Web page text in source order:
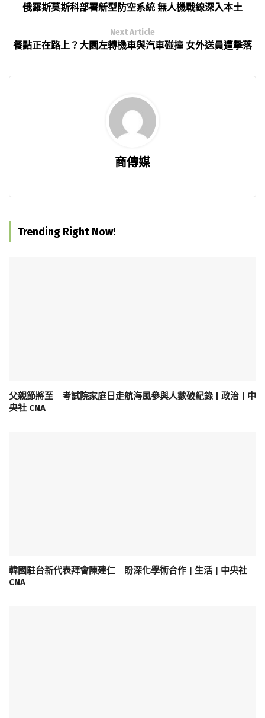
俄羅斯莫斯科部署新型防空系統 無人機戰線深入本土
Next Article
餐點正在路上？大園左轉機車與汽車碰撞 女外送員遭擊落
商傳媒
Trending Right Now!
父親節將至 考試院家庭日走航海風參與人數破紀錄 | 政治 | 中
央社 CNA
韓國駐台新代表拜會陳建仁 盼深化學術合作 | 生活 | 中央社
CNA